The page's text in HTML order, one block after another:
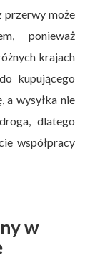
przerwy może
ponieważ
krajach
kupującego
a wysyłka nie
dlatego
współpracy
w